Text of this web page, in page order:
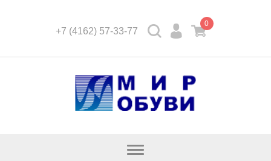
+7 (4162) 57-33-77
0
Открыть